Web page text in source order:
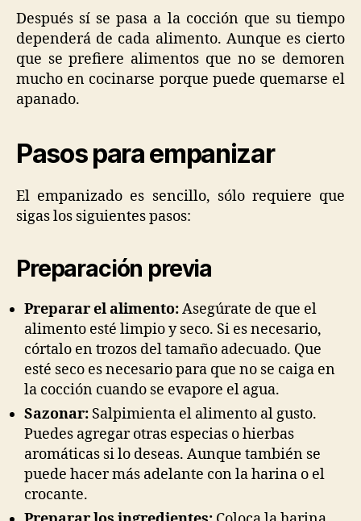
Después sí se pasa a la cocción que su tiempo
dependerá de cada alimento. Aunque es cierto
que se prefiere alimentos que no se demoren
mucho en cocinarse porque puede quemarse el
apanado.
Pasos para empanizar
El empanizado es sencillo, sólo requiere que
sigas los siguientes pasos:
Preparación previa
Preparar el alimento:Asegúrate de que el
alimento esté limpio y seco. Si es necesario,
córtalo en trozos del tamaño adecuado. Que
esté seco es necesario para que no se caiga en
la cocción cuando se evapore el agua.
Sazonar: Salpimienta el alimento al gusto.
Puedes agregar otras especias o hierbas
aromáticas si lo deseas. Aunque también se
puede hacer más adelante con la harina o el
crocante.